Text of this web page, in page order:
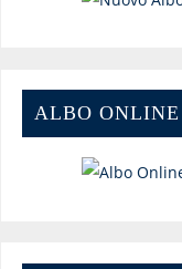
ALBO ONLINE